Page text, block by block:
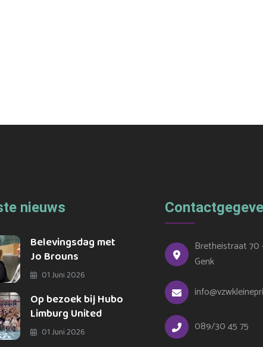
nieuws
Belevingsdag met
Jo Brouns
01 Juni 2026
Op bezoek bij Hubo
Limburg United
01 Juni 2026
Bretheistraat 70
Genk
089/30 45 75